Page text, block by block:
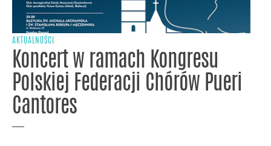
AKTUALNOŚCI
Koncert w ramach Kongresu
Polskiej Federacji Chórów Pueri
Cantores